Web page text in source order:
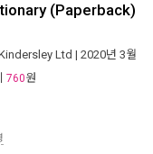
(Paperback)
Ltd | 2020년 3월
760원